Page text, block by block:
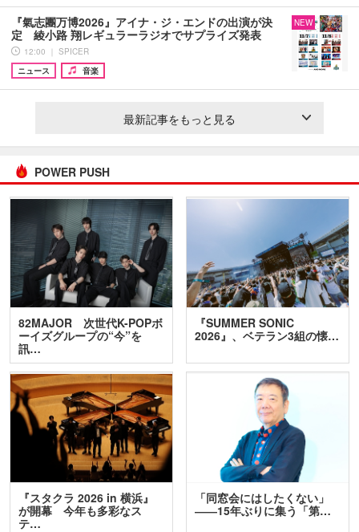
『氣志團万博2026』アイナ・ジ・エンドの出演が決
定 綾小路 翔レギュラーラジオでサプライズ発表
12:00 ｜ SPICER
ニュース
音楽
NEW
最新記事をもっと見る
POWER PUSH
82MAJOR 次世代K-POPボ
ーイズグループの“今”を
訊…
『SUMMER SONIC
2026』、ベテラン3組の懐…
『スタクラ 2026 in 横浜』
が開幕 今年も多彩なス
テ…
「同窓会にはしたくない」
――15年ぶりに集う「第…